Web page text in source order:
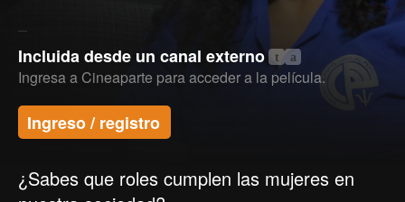
Incluida desde un canal externo t a
Ingresa a Cineaparte para acceder a la película.
Ingreso / registro
¿Sabes que roles cumplen las mujeres en